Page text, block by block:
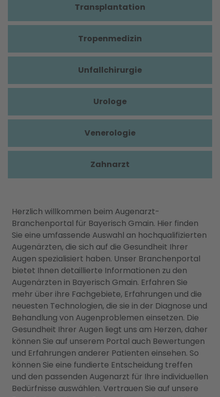
Herzlich willkommen beim Augenarzt-
Branchenportal für Bayerisch Gmain. Hier finden
Sie eine umfassende Auswahl an hochqualifizierten
Augenärzten, die sich auf die Gesundheit Ihrer
Augen spezialisiert haben. Unser Branchenportal
bietet Ihnen detaillierte Informationen zu den
Augenärzten in Bayerisch Gmain. Erfahren Sie
mehr über ihre Fachgebiete, Erfahrungen und die
neuesten Technologien, die sie in der Diagnose und
Behandlung von Augenproblemen einsetzen. Die
Gesundheit Ihrer Augen liegt uns am Herzen, daher
können Sie auf unserem Portal auch Bewertungen
und Erfahrungen anderer Patienten einsehen. So
können Sie eine fundierte Entscheidung treffen
und den passenden Augenarzt für Ihre individuellen
Bedürfnisse auswählen. Vertrauen Sie auf unsere
Transplantation
Tropenmedizin
Unfallchirurgie
Urologe
Venerologie
Zahnarzt